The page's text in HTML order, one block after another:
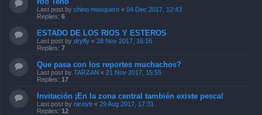
Last post by chino mosquero « 04 Dec 2017, 12:43
Replies: 6
ESTADO DE LOS RIOS Y ESTEROS
Last post by dryfly « 28 Nov 2017, 16:16
Replies: 7
Que pasa con los reportes muchachos?
Last post by TARZAN « 21 Nov 2017, 15:55
Replies: 17
Invitación ¡En la zona central también existe pesca!
Last post by nicoyb « 29 Aug 2017, 17:31
Replies: 12